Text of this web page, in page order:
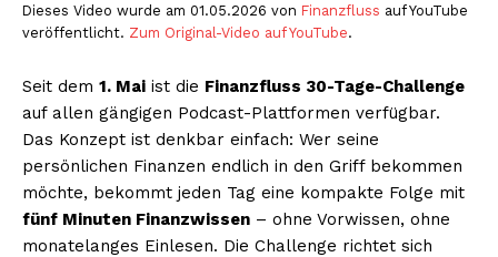
Dieses Video wurde am 01.05.2026 von Finanzfluss auf YouTube
veröffentlicht. Zum Original-Video auf YouTube.
Seit dem 1. Mai ist die Finanzfluss 30-Tage-Challenge
auf allen gängigen Podcast-Plattformen verfügbar.
Das Konzept ist denkbar einfach: Wer seine
persönlichen Finanzen endlich in den Griff bekommen
möchte, bekommt jeden Tag eine kompakte Folge mit
fünf Minuten Finanzwissen – ohne Vorwissen, ohne
monatelanges Einlesen. Die Challenge richtet sich